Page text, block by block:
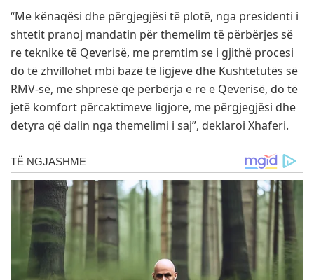
“Me kënaqësi dhe përgjegjësi të plotë, nga presidenti i
shtetit pranoj mandatin për themelim të përbërjes së
re teknike të Qeverisë, me premtim se i gjithë procesi
do të zhvillohet mbi bazë të ligjeve dhe Kushtetutës së
RMV-së, me shpresë që përbërja e re e Qeverisë, do të
jetë komfort përcaktimeve ligjore, me përgjegjësi dhe
detyra që dalin nga themelimi i saj”, deklaroi Xhaferi.